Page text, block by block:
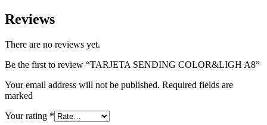
Reviews
There are no reviews yet.
Be the first to review “TARJETA SENDING COLOR&LIGH A8”
Your email address will not be published. Required fields are
marked
Your rating *